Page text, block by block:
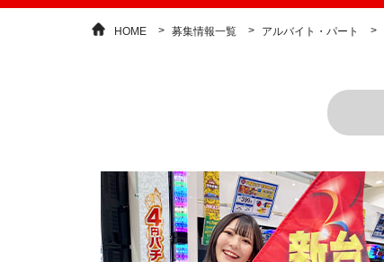
HOME 募集情報一覧 アルバイト・パート